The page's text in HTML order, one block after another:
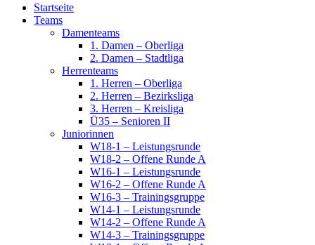
Startseite
Teams
Damenteams
1. Damen – Oberliga
2. Damen – Stadtliga
Herrenteams
1. Herren – Oberliga
2. Herren – Bezirksliga
3. Herren – Kreisliga
Ü35 – Senioren II
Juniorinnen
W18-1 – Leistungsrunde
W18-2 – Offene Runde A
W16-1 – Leistungsrunde
W16-2 – Offene Runde A
W16-3 – Trainingsgruppe
W14-1 – Leistungsrunde
W14-2 – Offene Runde A
W14-3 – Trainingsgruppe